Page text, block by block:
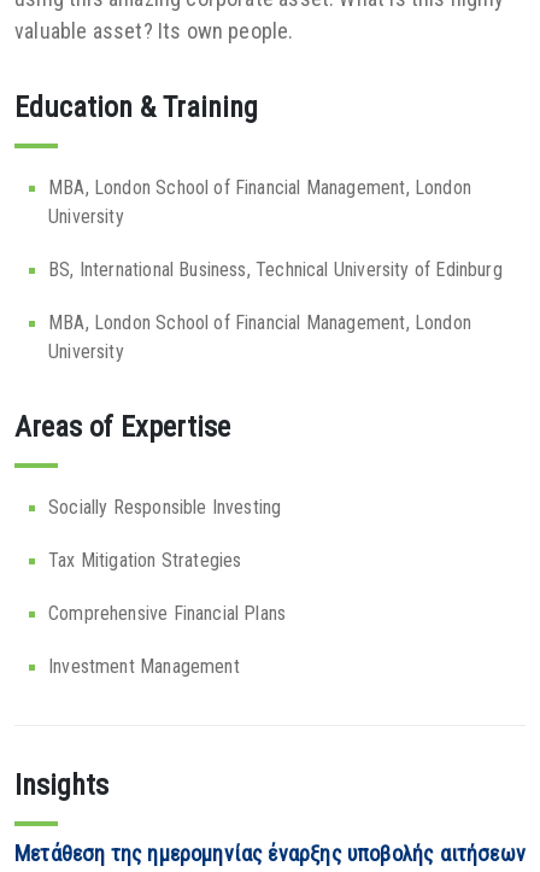
valuable asset? Its own people.
Education & Training
MBA, London School of Financial Management, London
University
BS, International Business, Technical University of Edinburg
MBA, London School of Financial Management, London
University
Areas of Expertise
Socially Responsible Investing
Tax Mitigation Strategies
Comprehensive Financial Plans
Investment Management
Insights
Μετάθεση της ημερομηνίας έναρξης υποβολής αιτήσεων